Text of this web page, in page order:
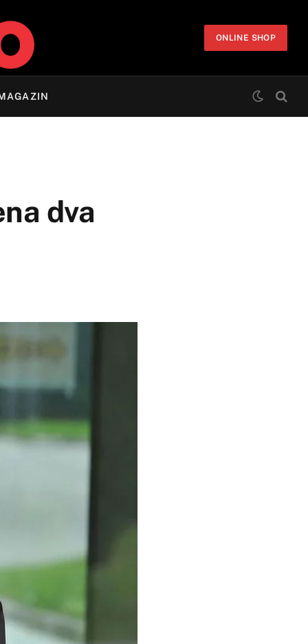
ONLINE SHOP
dva